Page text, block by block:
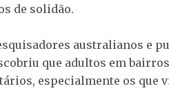
de solidão.
australianos e
que adultos em
especialmente os que